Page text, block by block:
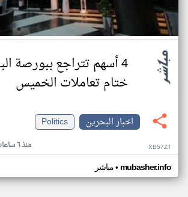
4 أسهم تتراجع ببورصة
ختام تعاملات الخميس
اخبار البحرين
Politics
منذ ٦ ساعات XB57ZT
مباشر• mubasher.info